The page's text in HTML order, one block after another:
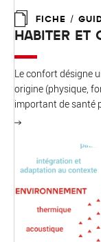
FICHE /
HABITER ET
Le confort désigne
origine (physique,
important de santé